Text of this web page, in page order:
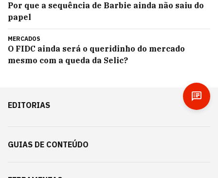
Por que a sequência de Barbie ainda não saiu do
papel
MERCADOS
O FIDC ainda será o queridinho do mercado
mesmo com a queda da Selic?
EDITORIAS
GUIAS DE CONTEÚDO